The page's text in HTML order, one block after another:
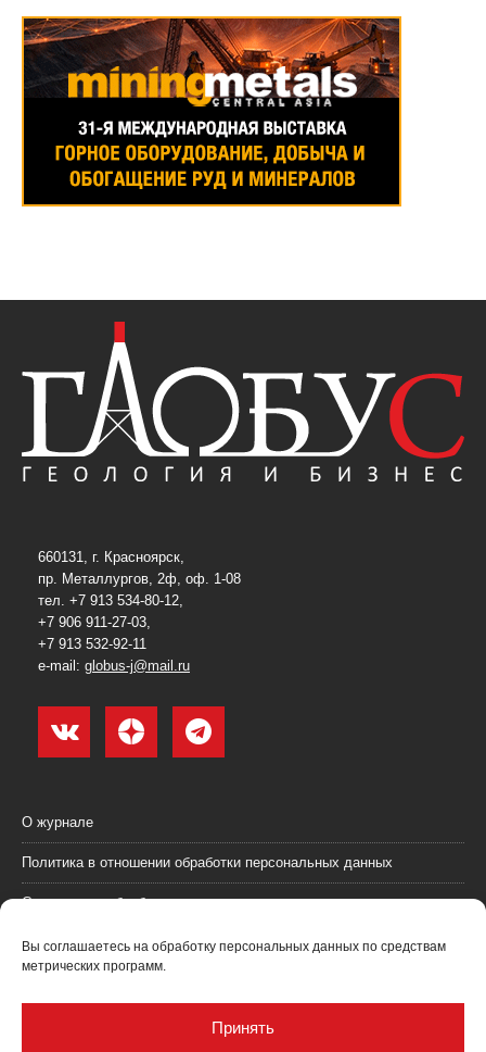
Вы соглашаетесь на обработку персональных данных по средствам
метрических программ.
Принять
660131, г. Красноярск,
пр. Металлургов, 2ф, оф. 1-08
тел. +7 913 534-80-12,
+7 906 911-27-03,
+7 913 532-92-11
e-mail: globus-j@mail.ru
О журнале
Политика в отношении обработки персональных данных
Согласие на обработку персональных данных
Пользовательское соглашение (оферта)